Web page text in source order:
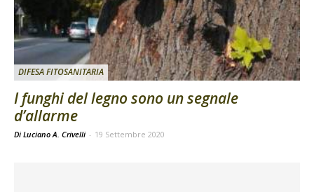
DIFESA FITOSANITARIA
I funghi del legno sono un segnale
d’allarme
Di Luciano A. Crivelli - 19 Settembre 2020